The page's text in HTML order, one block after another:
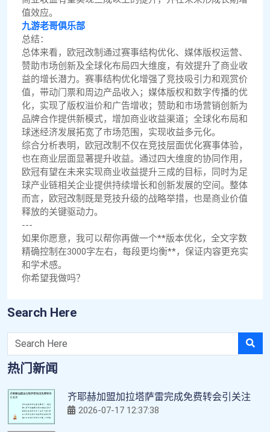
值效应。
九游老哥俱乐部
总结：
总体来看，欧冠改制通过赛事结构优化、媒体版权运营、
赞助市场创新及全球化布局四大维度，有效提升了商业收
益的增长潜力。赛事结构优化增强了竞技吸引力和观赏价
值，带动门票和周边产品收入；媒体版权和数字传播的优
化，实现了版权溢价和广告增收；赞助和市场营销创新为
品牌合作提供新模式，增加商业收益渠道；全球化布局和
球迷经济发展拓宽了市场范围，实现收益多元化。
综合分析表明，欧冠改制不仅在竞技层面优化赛事体验，
也在商业层面显著提升收益。通过四大维度的协同作用，
欧冠有望在未来实现商业收益提升三成的目标，同时为足
球产业链相关企业提供持续增长和创新发展的空间。整体
而言，欧冠改制既是竞技升级的战略举措，也是商业价值
释放的关键驱动力。
---
如果你愿意，我可以帮你再做一个**版本优化，全文字数
精确控制在3000字左右，每段更均衡**，保证内容更充实
和学术感。
你希望我做吗？
Search Here
热门新闻
齐耶赫加盟加拉塔萨雷完成免费转会引关注
2026-07-17 12:37:38